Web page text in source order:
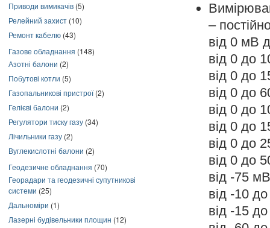
Приводи вимикачів (5)
Релейний захист (10)
Ремонт кабелю (43)
Газове обладнання (148)
Азотні балони (2)
Побутові котли (5)
Газопальникові пристрої(2)
Гелієві балони (2)
Регулятори тиску газу (34)
Лічильники газу (2)
Вуглекислотні балони (2)
Геодезичне обладнання (70)
Георадари та геодезичні супутникові
системи (25)
Дальноміри (1)
Лазерні будівельники площин (12)
–
від 0 мВ
від 0 до
від 0 до
від 0 до
від 0 до
від 0 до
від 0 до
від 0 до
від -75
від -10
від -15